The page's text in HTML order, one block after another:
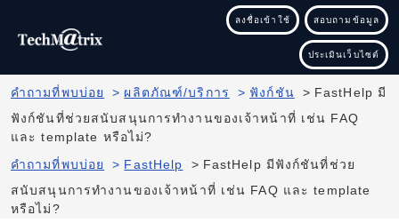
ลงชื่อเข้าใช้ สอบถามข้อมูล
ประเมินเว็บไซต์
คำถามที่พบบ่อย > ผลิตภัณฑ์/บริการ > ฟังก์ชัน > FastHelp มี
ฟังก์ชันที่ช่วยสนับสนุนการทำงานของเจ้าหน้าที่ เช่น FAQ
และ template หรือไม่?
คำถามที่พบบ่อย
> FastHelp > FastHelp มีฟังก์ชันที่ช่วย
สนับสนุนการทำงานของเจ้าหน้าที่ เช่น FAQ และ template
หรือไม่?